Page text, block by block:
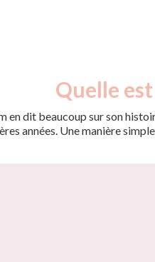
Quelle
en dit beaucoup sur son
années. Une manière